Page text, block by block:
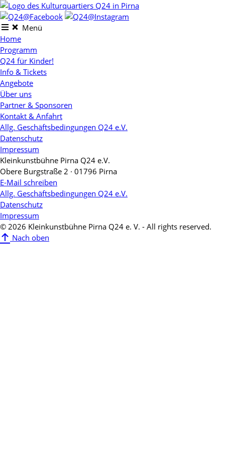
Skip
to
contentMenü
Home
Programm
Q24 für Kinder!
Info & Tickets
Angebote
Über uns
Partner & Sponsoren
Kontakt & Anfahrt
Allg. Geschäftsbedingungen Q24 e.V.
Datenschutz
Impressum
Kleinkunstbühne Pirna Q24 e.V.
Obere Burgstraße 2 · 01796 Pirna
E-Mail schreiben
Allg. Geschäftsbedingungen Q24 e.V.
Datenschutz
Impressum
© 2026 Kleinkunstbühne Pirna Q24 e. V. - All rights reserved.
Nach oben